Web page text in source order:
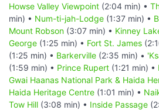
Howse Valley Viewpoint (2:04 min) •
min) • Num-ti-jah-Lodge (1:37 min) •
Mount Robson (3:07 min) • Kinney
George (1:25 min) • Fort St. James
(1:25 min) • Barkerville (2:35 min) •
(1:59 min) • Prince Rupert (1:21 min) •
Gwai Haanas National Park & Haida
Haida Heritage Centre (1:01 min) •
Tow Hill (3:08 min) • Inside Passage